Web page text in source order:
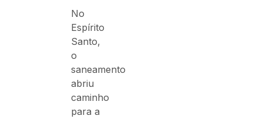
No
Espírito
Santo,
o
saneamento
abriu
caminho
para a